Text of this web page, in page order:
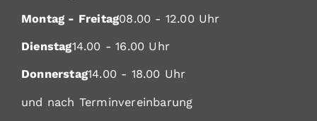
Montag - Freitag08.00 - 12.00 Uhr
Dienstag14.00 - 16.00 Uhr
Donnerstag14.00 - 18.00 Uhr
und nach Terminvereinbarung